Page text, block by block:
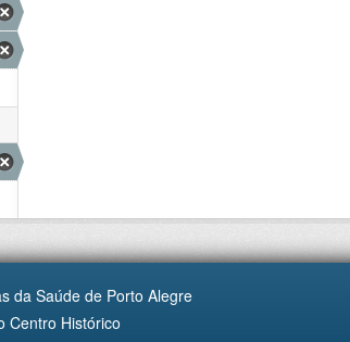
da Saúde de Porto Alegre
Centro Histórico